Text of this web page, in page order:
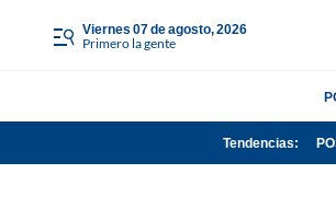
viernes 07 de agosto, 2026
Primero la gente
Tendencias: